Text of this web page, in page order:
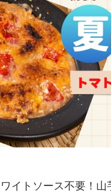
ワイトソース不要！山